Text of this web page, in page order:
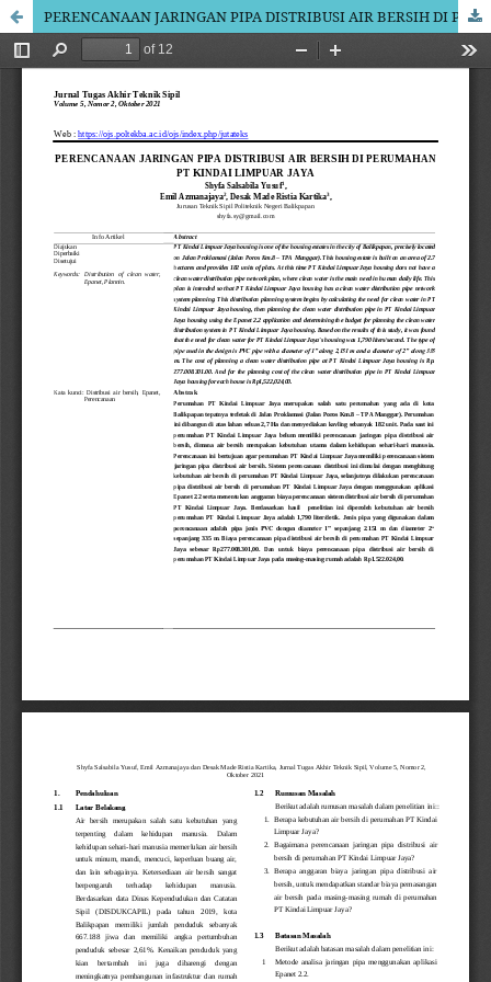
PERENCANAAN JARINGAN PIPA DISTRIBUSI AIR BERSIH DI PERUMAHAN PT KINDAI LIMPUAR JAYA